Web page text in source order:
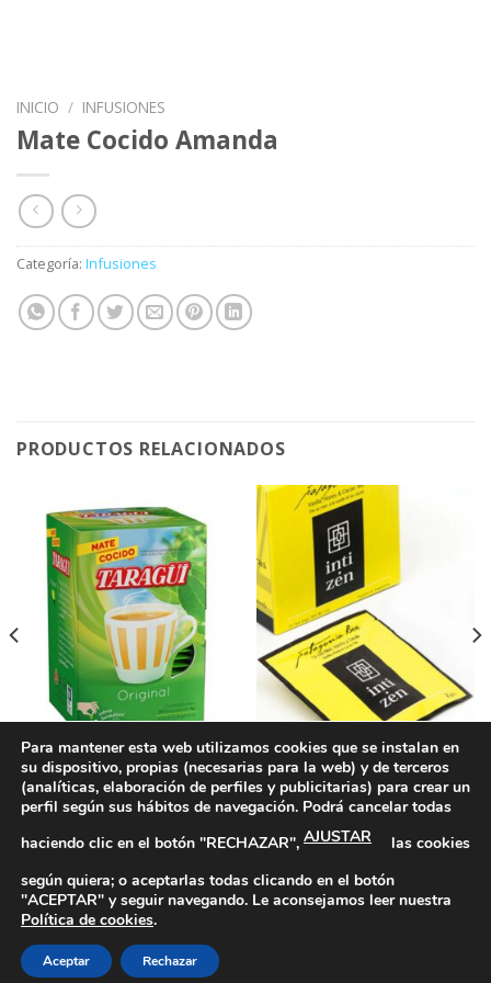
INICIO / INFUSIONES
Mate Cocido Amanda
Categoría: Infusiones
PRODUCTOS RELACIONADOS
INFUSIONES
Mate Cocido Taragui
INFUSIONES
Té Inti Zen Patagonia Bee (té
negro, miel, vainilla y cacao)
Política de Privacidad|Política de Cookies|Más información
sobre las Cookies
Copyright 2026 ©
Para mantener esta web utilizamos cookies que se instalan en
su dispositivo, propias (necesarias para la web) y de terceros
(analíticas, elaboración de perfiles y publicitarias) para crear un
perfil según sus hábitos de navegación. Podrá cancelar todas
haciendo clic en el botón "RECHAZAR", AJUSTAR
las cookies
según quiera; o aceptarlas todas clicando en el botón
"ACEPTAR" y seguir navegando. Le aconsejamos leer nuestra
Política de cookies.
Aceptar Rechazar
1